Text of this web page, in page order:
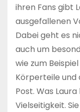
ihren Fans gibt
ausgefallenen
Dabei geht es
auch um
wie zum
Körperteile und
Post. Was
Vielseitigkeit.